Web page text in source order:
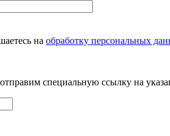
на обработку персональных
специальную ссылку на